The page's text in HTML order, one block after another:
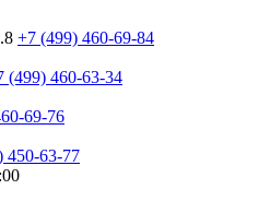
+7 (499) 460-69-84
(499) 460-63-34
69-76
450-63-77